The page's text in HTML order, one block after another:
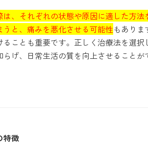
、それぞれの状態や原因に適した方
と、痛みを悪化させる可能性もありま
ことも重要です。正しく治療法を選択
げ、日常生活の質を向上させることが
特徴